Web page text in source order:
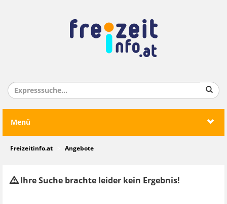
Menü
Freizeitinfo.at Angebote
Ihre Suche brachte leider kein Ergebnis!